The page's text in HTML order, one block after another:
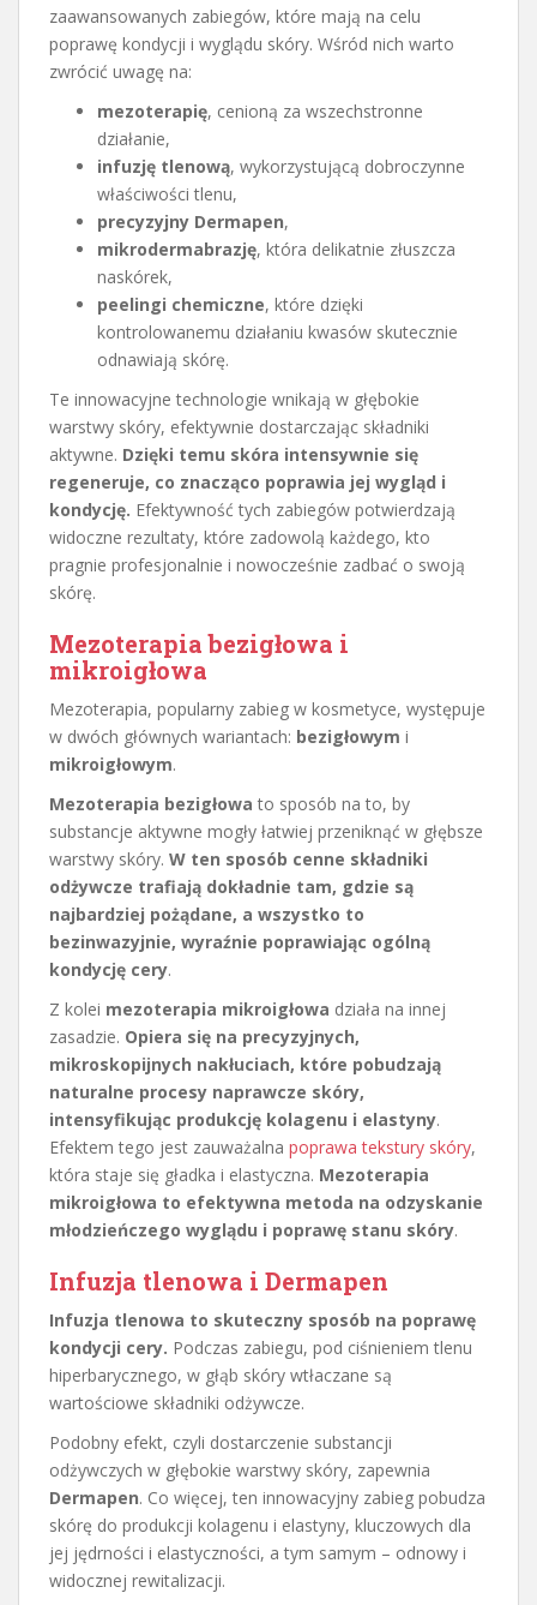
zaawansowanych zabiegów, które mają na celu
poprawę kondycji i wyglądu skóry. Wśród nich warto
zwrócić uwagę na:
mezoterapię, cenioną za wszechstronne
działanie,
infuzję tlenową, wykorzystującą dobroczynne
właściwości tlenu,
precyzyjny Dermapen,
mikrodermabrazję, która delikatnie złuszcza
naskórek,
peelingi chemiczne, które dzięki
kontrolowanemu działaniu kwasów skutecznie
odnawiają skórę.
Te innowacyjne technologie wnikają w głębokie
warstwy skóry, efektywnie dostarczając składniki
aktywne. Dzięki temu skóra intensywnie się
regeneruje, co znacząco poprawia jej wygląd i
kondycję. Efektywność tych zabiegów potwierdzają
widoczne rezultaty, które zadowolą każdego, kto
pragnie profesjonalnie i nowocześnie zadbać o swoją
skórę.
Mezoterapia bezigłowa i
mikroigłowa
Mezoterapia, popularny zabieg w kosmetyce, występuje
w dwóch głównych wariantach: bezigłowym i
mikroigłowym.
Mezoterapia bezigłowa to sposób na to, by
substancje aktywne mogły łatwiej przeniknąć w głębsze
warstwy skóry. W ten sposób cenne składniki
odżywcze trafiają dokładnie tam, gdzie są
najbardziej pożądane, a wszystko to
bezinwazyjnie, wyraźnie poprawiając ogólną
kondycję cery.
Z kolei mezoterapia mikroigłowa działa na innej
zasadzie. Opiera się na precyzyjnych,
mikroskopijnych nakłuciach, które pobudzają
naturalne procesy naprawcze skóry,
intensyfikując produkcję kolagenu i elastyny.
Efektem tego jest zauważalna poprawa tekstury skóry,
która staje się gładka i elastyczna. Mezoterapia
mikroigłowa to efektywna metoda na odzyskanie
młodzieńczego wyglądu i poprawę stanu skóry.
Infuzja tlenowa i Dermapen
Infuzja tlenowa to skuteczny sposób na poprawę
kondycji cery. Podczas zabiegu, pod ciśnieniem tlenu
hiperbarycznego, w głąb skóry wtłaczane są
wartościowe składniki odżywcze.
Podobny efekt, czyli dostarczenie substancji
odżywczych w głębokie warstwy skóry, zapewnia
Dermapen. Co więcej, ten innowacyjny zabieg pobudza
skórę do produkcji kolagenu i elastyny, kluczowych dla
jej jędrności i elastyczności, a tym samym – odnowy i
widocznej rewitalizacji.